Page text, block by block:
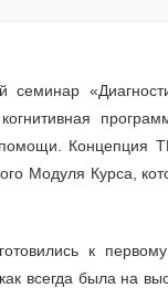
семинар
Концепция
Модуля Курса,
к
всегда была на